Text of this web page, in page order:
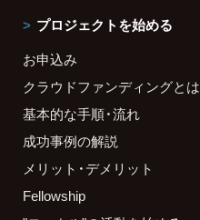
プロジェクトを始める
お申込み
クラウドファンディングとは
基本的な手順・流れ
成功事例の解説
メリット・デメリット
Fellowship